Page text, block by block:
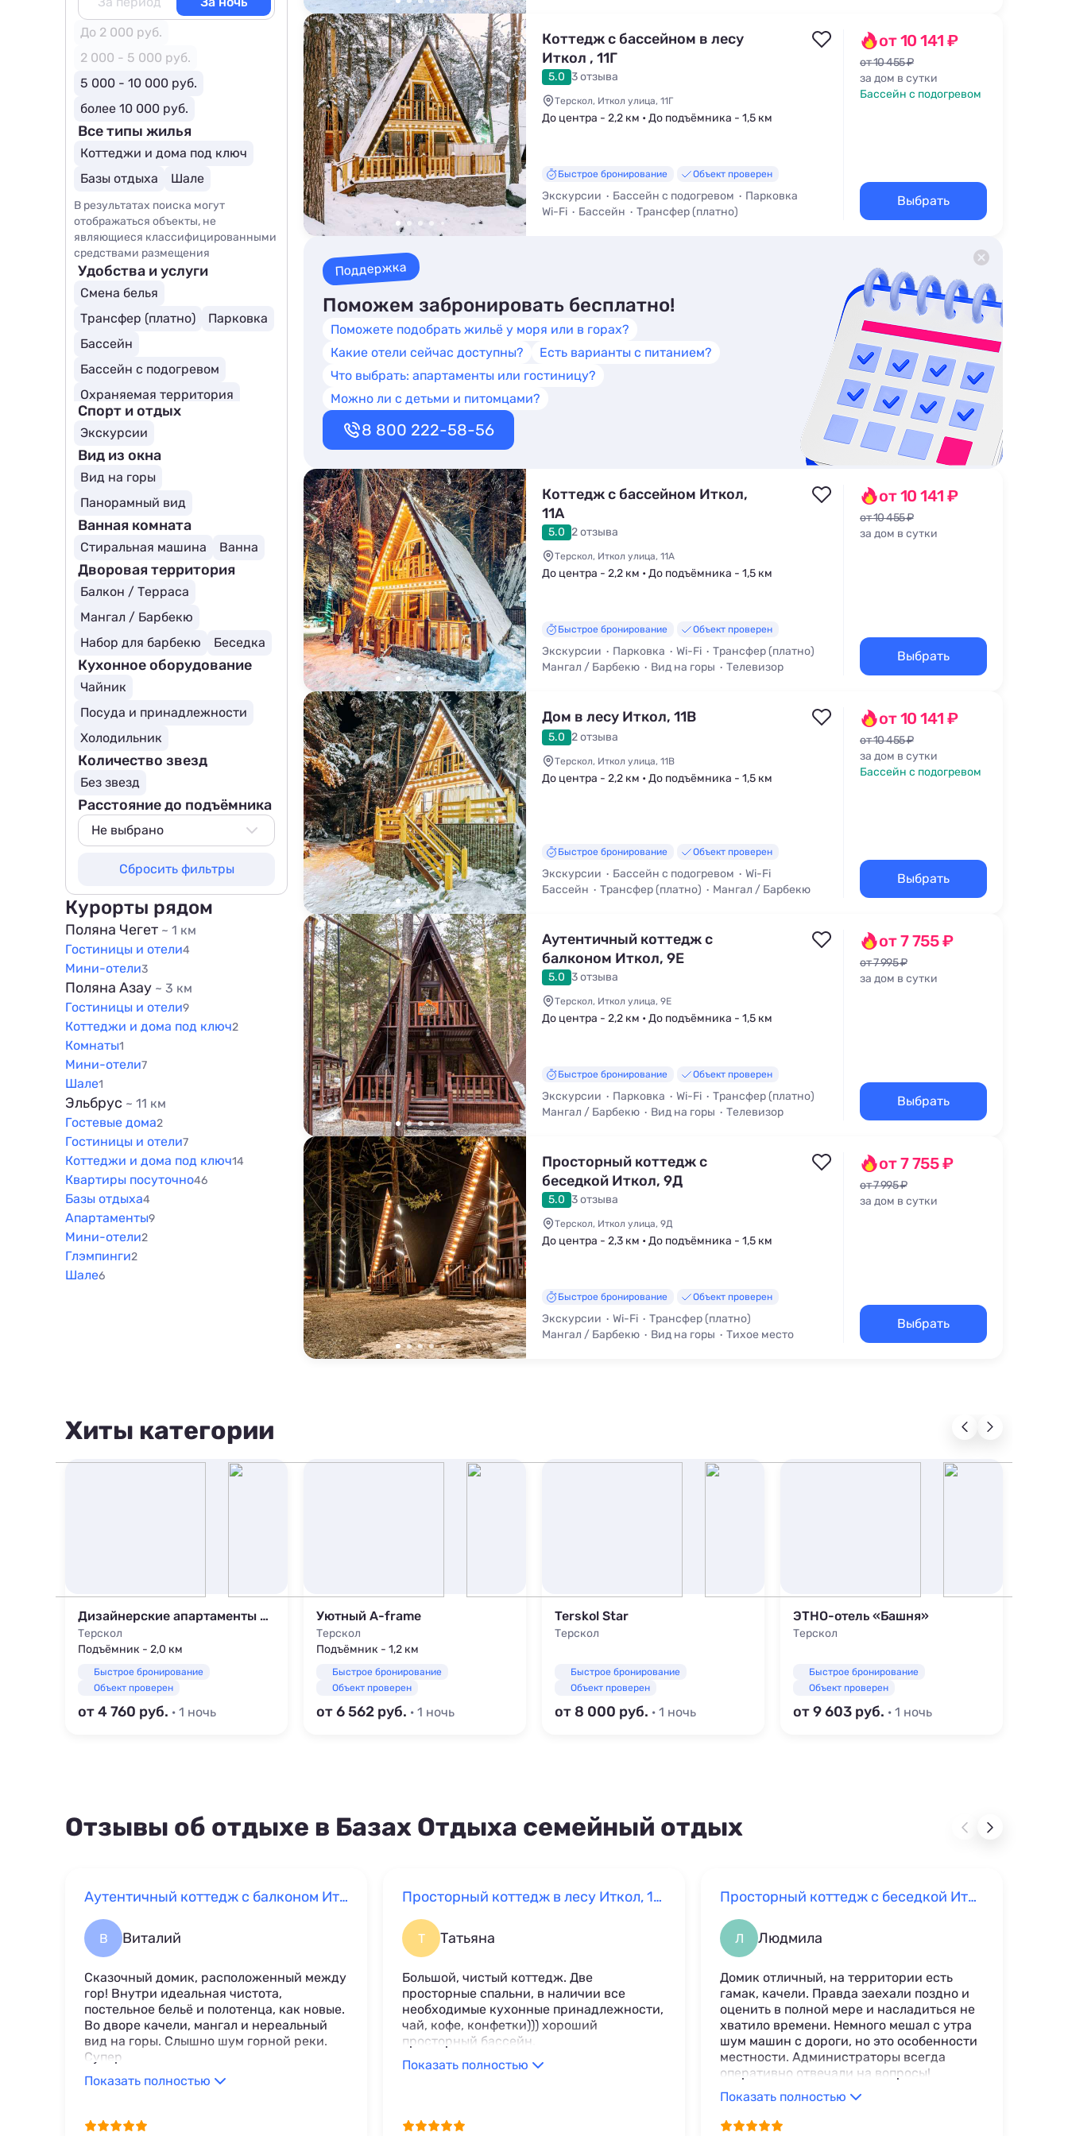
Коттедж с бассейном в лесу
Иткол , 11Г
5.0 3 отзыва
Терскол, Иткол улица, 11Г
До центра - 2,2 км • До подъёмника - 1,5 км
Быстрое бронирование Объект проверен
Экскурсии Бассейн с подогревом
Парковка
Wi-Fi
Бассейн
Трансфер (платно)
от 10 141 ₽
от 10 455 ₽
за дом в сутки
Бассейн с подогревом
Выбрать
Поддержка
Поможем забронировать бесплатно!
Поможете подобрать жильё у моря или в горах?
Какие отели сейчас доступны?
Есть варианты с питанием?
Что выбрать: апартаменты или гостиницу?
Можно ли с детьми и питомцами?
8 800 222-58-56
Коттедж с бассейном Иткол,
11А
5.0 2 отзыва
Терскол, Иткол улица, 11А
До центра - 2,2 км • До подъёмника - 1,5 км
Быстрое бронирование Объект проверен
Экскурсии Парковка Wi-Fi
Трансфер (платно)
Мангал / Барбекю
Вид на горы Телевизор
от 10 141 ₽
от 10 455 ₽
за дом в сутки
Выбрать
Дом в лесу Иткол, 11В
5.0 2 отзыва
Терскол, Иткол улица, 11В
До центра - 2,2 км • До подъёмника - 1,5 км
Быстрое бронирование Объект проверен
Экскурсии Бассейн с подогревом
Wi-Fi
Бассейн
Трансфер (платно)
Мангал / Барбекю
от 10 141 ₽
от 10 455 ₽
за дом в сутки
Бассейн с подогревом
Выбрать
Аутентичный коттедж с
балконом Иткол, 9Е
5.0 3 отзыва
Терскол, Иткол улица, 9Е
До центра - 2,2 км • До подъёмника - 1,5 км
Быстрое бронирование Объект проверен
Экскурсии Парковка Wi-Fi
Трансфер (платно)
Мангал / Барбекю
Вид на горы Телевизор
от 7 755 ₽
от 7 995 ₽
за дом в сутки
Выбрать
Просторный коттедж с
беседкой Иткол, 9Д
5.0 3 отзыва
Терскол, Иткол улица, 9Д
До центра - 2,3 км • До подъёмника - 1,5 км
Быстрое бронирование Объект проверен
Экскурсии Wi-Fi
Трансфер (платно)
Мангал / Барбекю
Вид на горы
Тихое место
от 7 755 ₽
от 7 995 ₽
за дом в сутки
Выбрать
До 2 000 руб.
2 000 - 5 000 руб.
5 000 - 10 000 руб.
более 10 000 руб.
Все типы жилья
Коттеджи и дома под ключ
Базы отдыха
Шале
В результатах поиска могут
отображаться объекты, не
являющиеся классифицированными
средствами размещения
Удобства и услуги
Смена белья
Трансфер (платно)
Парковка
Бассейн
Бассейн с подогревом
Охраняемая территория
Спорт и отдых
Экскурсии
Вид из окна
Вид на горы
Панорамный вид
Ванная комната
Стиральная машина Ванна
Дворовая территория
Балкон / Терраса
Мангал / Барбекю
Набор для барбекю
Беседка
Кухонное оборудование
Чайник
Посуда и принадлежности
Холодильник
Количество звезд
Без звезд
Расстояние до подъёмника
Не выбрано
Сбросить фильтры
Курорты рядом
Поляна Чегет ~ 1 км
Гостиницы и отели4
Мини-отели3
Поляна Азау ~ 3 км
Гостиницы и отели9
Коттеджи и дома под ключ2
Комнаты1
Мини-отели7
Шале1
Эльбрус ~ 11 км
Гостевые дома2
Гостиницы и отели7
Коттеджи и дома под ключ14
Квартиры посуточно46
Базы отдыха4
Апартаменты9
Мини-отели2
Глэмпинги2
Шале6
Хиты категории
Дизайнерские апартаменты в новом доме
Терскол
Подъёмник - 2,0 км
Быстрое бронирование
Объект проверен
от 4 760 · 1 ночь
Уютный A-frame
Терскол
Подъёмник - 1,2 км
Быстрое бронирование
Объект проверен
от 6 562 · 1 ночь
Terskol Star
Терскол
Быстрое бронирование
Объект проверен
от 8 000 · 1 ночь
ЭТНО-отель «Башня»
Терскол
Быстрое бронирование
Объект проверен
от 9 603 · 1 ночь
Отзывы об отдыхе в Базах Отдыха семейный отдых
Аутентичный коттедж с балконом Иткол, 9Е
В Виталий
Сказочный домик, расположенный между
гор! Внутри идеальная чистота,
постельное бельё и полотенца, как новые.
Во дворе качели, мангал и нереальный
вид на горы. Слышно шум горной реки.
Супер
Показать полностью
Просторный коттедж в лесу Иткол, 11Б
Т Татьяна
Большой, чистый коттедж. Две
просторные спальни, в наличии все
необходимые кухонные принадлежности,
чай, кофе, конфетки))) хороший
просторный бассейн.
Показать полностью
Просторный коттедж с беседкой Иткол, 9Д
Л Людмила
Домик отличный, на территории есть
гамак, качели. Правда заехали поздно и
оценить в полной мере и насладиться не
хватило времени. Немного мешал с утра
шум машин с дороги, но это особенности
местности. Администраторы всегда
оперативно отвечали на вопросы!
Показать полностью